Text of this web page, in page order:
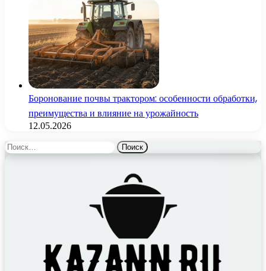
Боронование почвы трактором: особенности обработки,
преимущества и влияние на урожайность
12.05.2026
Найти: